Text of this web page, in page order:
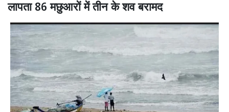
लापता 86 मछुआरों में तीन के शव बरामद